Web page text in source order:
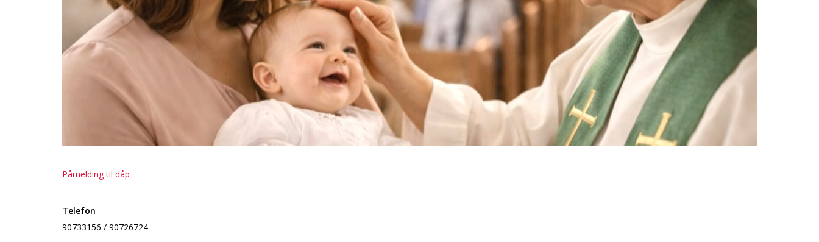
Påmelding til dåp
Telefon
90733156 / 90726724